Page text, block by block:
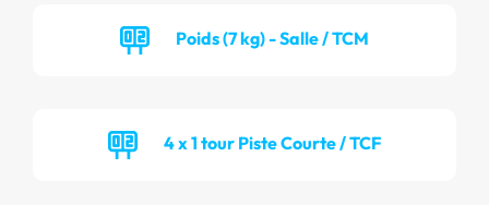
Poids (7 kg) - Salle / TCM
4 x 1 tour Piste Courte / TCF